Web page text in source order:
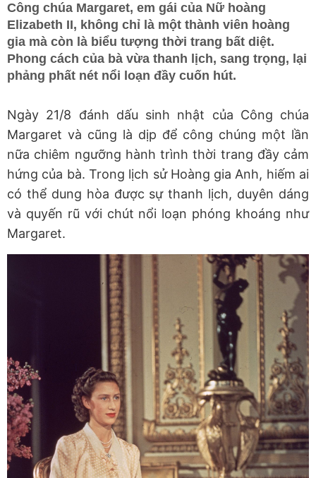
Công chúa Margaret, em gái của Nữ hoàng
Elizabeth II, không chỉ là một thành viên hoàng
gia mà còn là biểu tượng thời trang bất diệt.
Phong cách của bà vừa thanh lịch, sang trọng, lại
phảng phất nét nổi loạn đầy cuốn hút.
Ngày 21/8 đánh dấu sinh nhật của Công chúa
Margaret và cũng là dịp để công chúng một lần
nữa chiêm ngưỡng hành trình thời trang đầy cảm
hứng của bà. Trong lịch sử Hoàng gia Anh, hiếm ai
có thể dung hòa được sựthanh lịch, duyên dáng
và quyến rũ với chút nổi loạn phóng khoáng như
Margaret.